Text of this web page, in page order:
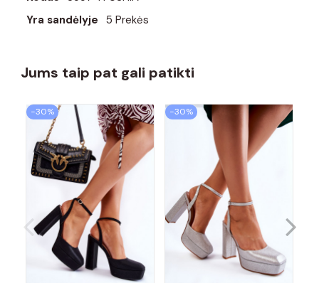
Yra sandėlyje 5 Prekės
Jums taip pat gali patikti
−30% −30%